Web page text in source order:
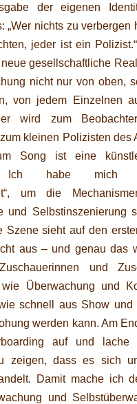
der eigenen
„Wer nichts zu verbergen
jeder ist ein
gesellschaftliche
nicht nur von oben,
von jedem Einzelnen
wird zum
kleinen Polizisten des
Song ist eine
Ich habe mich
um die
und Selbstinszenierung
Szene sieht auf den
aus – und genau das
und
Überwachung und
schnell aus Show und
werden kann. Am
auf und
zeigen, dass es sich
Damit mache ich
und